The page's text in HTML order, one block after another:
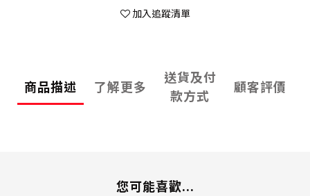
加入追蹤清單
商品描述 了解更多
送貨及付
款方式
顧客評價
您可能喜歡...